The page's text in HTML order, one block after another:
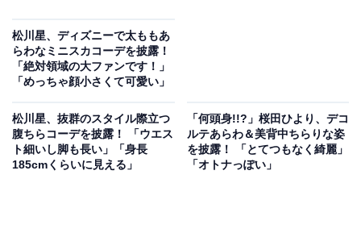
松川星、ディズニーで太ももあ
らわなミニスカコーデを披露！
「絶対領域の大ファンです！」
「めっちゃ顔小さくて可愛い」
松川星、抜群のスタイル際立つ
腹ちらコーデを披露！ 「ウエス
ト細いし脚も長い」「身長
185cmくらいに見える」
「何頭身!!?」桜田ひより、デコ
ルテあらわ＆美背中ちらりな姿
を披露！ 「とてつもなく綺麗」
「オトナっぽい」